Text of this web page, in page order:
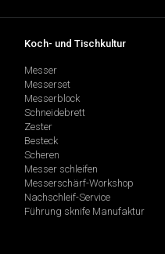
Koch- und Tischkultur
Messer
Messerset
Messerblock
Schneidebrett
Zester
Besteck
Scheren
Messer schleifen
Messerschärf-Workshop
Nachschleif-Service
Führung sknife Manufaktur